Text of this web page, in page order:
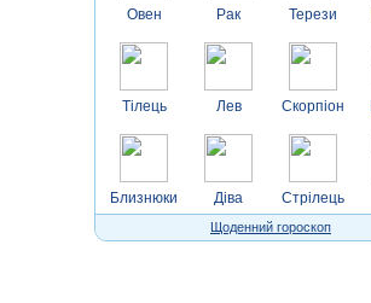
Овен
Тілець
Близнюки
Рак
Лев
Діва
Терези
Скорпіон
Стрілець
Щоденний гороскоп